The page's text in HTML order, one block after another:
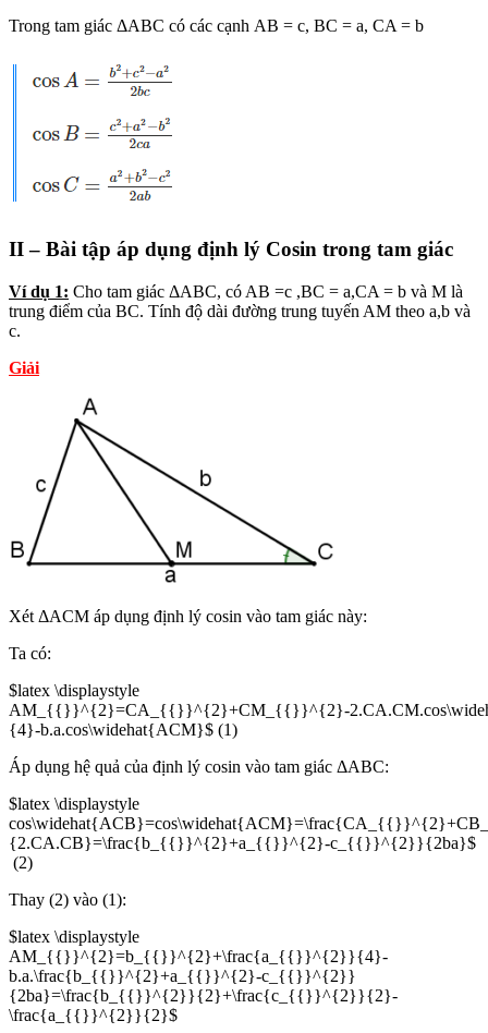
Trong tam giác ΔABC có các cạnh AB = c, BC = a, CA = b
II – Bài tập áp dụng định lý Cosin trong tam giác
Ví dụ 1: Cho tam giác ΔABC, có AB =c ,BC = a,CA = b và M là
trung điểm của BC. Tính độ dài đường trung tuyến AM theo a,b và
c.
Giải
Xét ΔACM áp dụng định lý cosin vào tam giác này:
Ta có:
$latex \displaystyle
AM_{{}}^{2}=CA_{{}}^{2}+CM_{{}}^{2}-
{4}-b.a.cos\widehat{ACM}$ (1)
Áp dụng hệ quả của định lý cosin vào tam giác ΔABC:
$latex \displaystyle
{2.CA.CB}=\frac{b_{{}}^{2}+a_{{}}^{2}-c_{{}}^{2}}{2ba}$
(2)
Thay (2) vào (1):
$latex \displaystyle
AM_{{}}^{2}=b_{{}}^{2}+\frac{a_{{}}^{2}}{4}-
b.a.\frac{b_{{}}^{2}+a_{{}}^{2}-c_{{}}^{2}}
{2ba}=\frac{b_{{}}^{2}}{2}+\frac{c_{{}}^{2}}{2}-
\frac{a_{{}}^{2}}{2}$